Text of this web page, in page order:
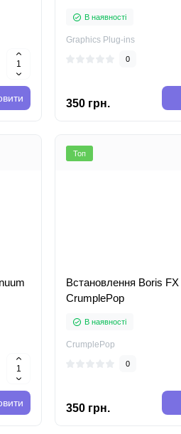
В наявності
Graphics Plug-ins
0
350 грн.
Топ
Встановлення Boris FX
CrumplePop
В наявності
CrumplePop
0
350 грн.